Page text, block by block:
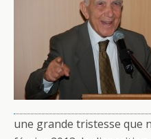
une grande tristesse que